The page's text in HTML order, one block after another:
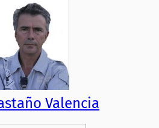
Valencia